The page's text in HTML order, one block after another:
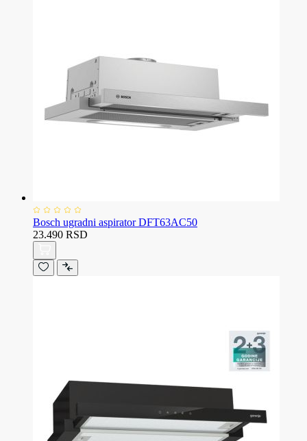
Bosch ugradni aspirator DFT63AC50
23.490 RSD